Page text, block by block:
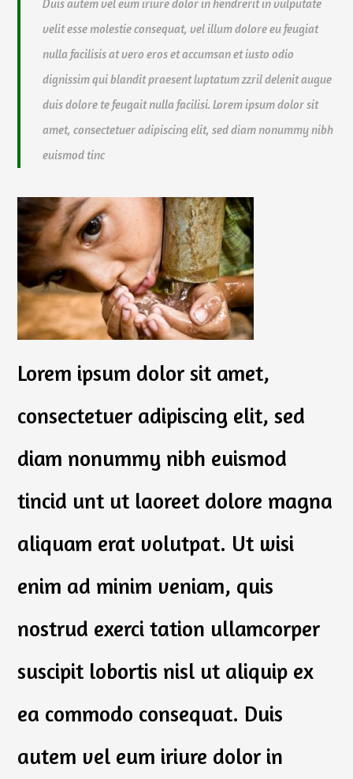
Duis autem vel eum iriure dolor in hendrerit in vulputate
velit esse molestie consequat, vel illum dolore eu feugiat
nulla facilisis at vero eros et accumsan et iusto odio
dignissim qui blandit praesent luptatum zzril delenit augue
duis dolore te feugait nulla facilisi. Lorem ipsum dolor sit
amet, consectetuer adipiscing elit, sed diam nonummy nibh
euismod tinc
Lorem ipsum dolor sit amet,
consectetuer adipiscing elit, sed
diam nonummy nibh euismod
tincid unt ut laoreet dolore magna
aliquam erat volutpat. Ut wisi
enim ad minim veniam, quis
nostrud exerci tation ullamcorper
suscipit lobortis nisl ut aliquip ex
ea commodo consequat. Duis
autem vel eum iriure dolor in